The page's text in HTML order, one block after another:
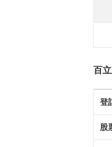
百
登
股